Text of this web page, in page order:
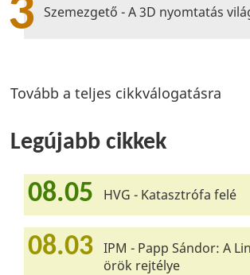
3 Szemezgető - A 3D nyomtatás
Tovább a teljes cikkválogatásra
Legújabb cikkek
08.05 HVG - Katasztrófa felé
08.03
IPM - Papp Sándor: A
örök rejtélye